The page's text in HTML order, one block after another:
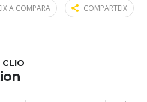
A COMPARA COMPARTEIX
CLIO